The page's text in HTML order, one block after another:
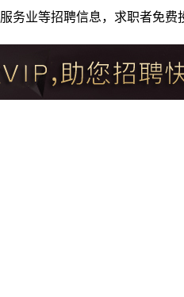
务业等招聘信息，求职者免